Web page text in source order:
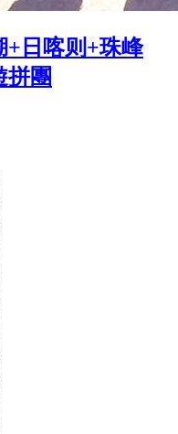
+日喀则+珠峰
拼團